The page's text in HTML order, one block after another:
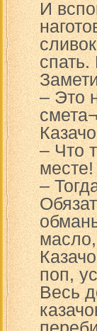
И
– Это
– Что
месте!
–
поп,
Весь